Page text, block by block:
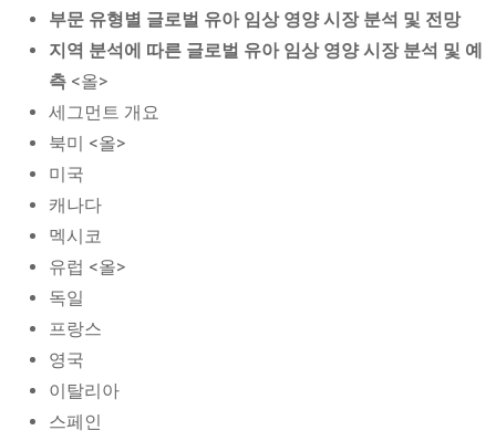
부문 유형별 글로벌 유아 임상 영양 시장 분석 및 전망
지역 분석에 따른 글로벌 유아 임상 영양 시장 분석 및 예
측 <올>
세그먼트 개요
북미 <올>
미국
캐나다
멕시코
유럽 <올>
독일
프랑스
영국
이탈리아
스페인